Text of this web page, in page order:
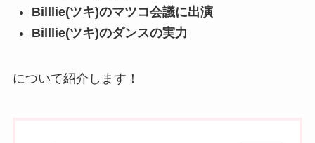
Billlie(ツキ)のマツコ会議に出演
Billlie(ツキ)のダンスの実力
について紹介します！